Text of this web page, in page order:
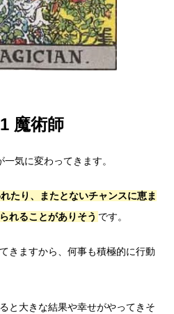
魔術師
気に変わってきます。
たり、またとないチャンスに恵ま
れることがありそう です。
きますから、何事も積極的に行動
と大きな結果や幸せがやってきそ